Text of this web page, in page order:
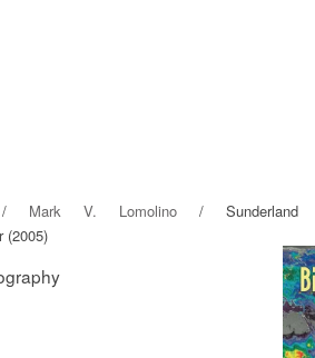
Mark V. Lomolino / Sunderland
(2005)